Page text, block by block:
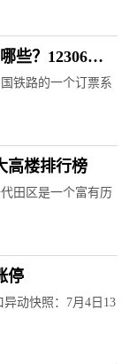
些？12306积
铁路的一个订票系
高楼排行榜
田区是一个富有历
停
动快照：7月4日13